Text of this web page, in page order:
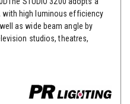
with high luminous efficiency
as wide beam angle by
studios, theatres,